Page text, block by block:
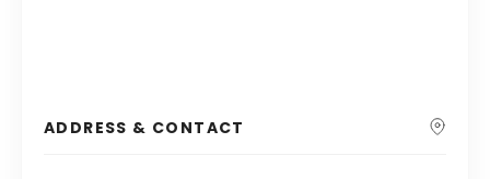
ADDRESS & CONTACT